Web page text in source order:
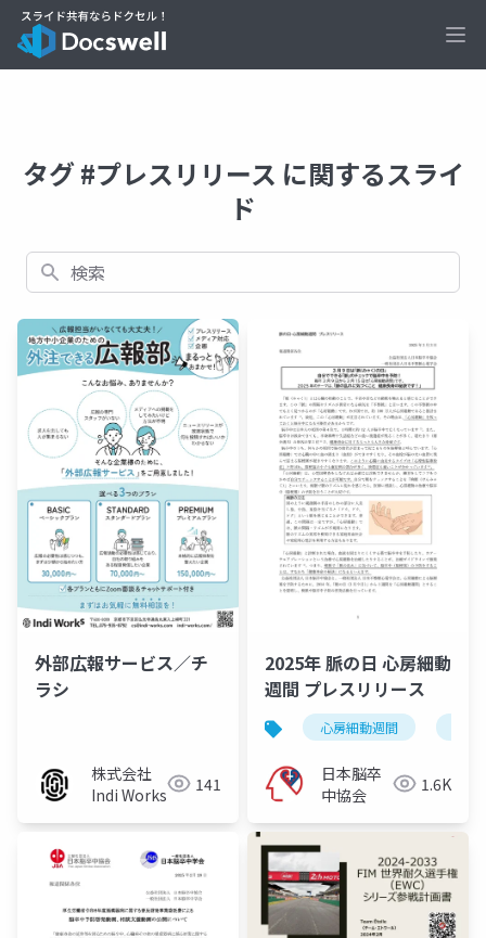
タグ #プレスリリース に関するスライ
ド
検索
外部広報サービス／チ
ラシ
株式会社
Indi Works
141
2025年 脈の日 心房細動
週間 プレスリリース
心房細動週間
日本脳卒
中協会
1.6K